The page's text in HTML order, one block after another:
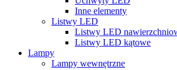
Inne elementy
Listwy LED
Listwy LED
Listwy LED kątowe
Lampy
Lampy wewnętrzne